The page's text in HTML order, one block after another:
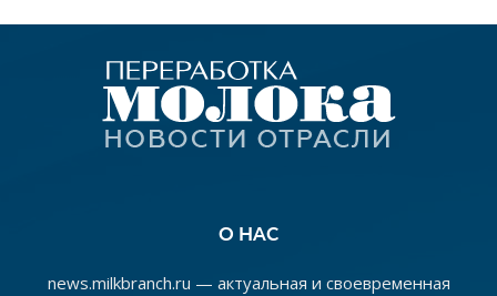
О НАС
news.milkbranch.ru — актуальная и своевременная